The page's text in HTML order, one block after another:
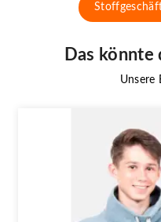
Das könnte
Unsere